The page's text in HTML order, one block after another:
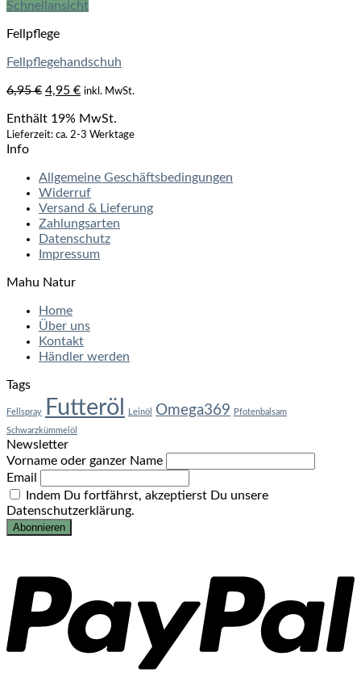
Schnellansicht
Fellpflege
Fellpflegehandschuh
6,95€ Ursprünglicher
war:
6,95 €
4,95 €Aktueller
ist:
4,95 €.
inkl. MwSt.
Enthält 19% MwSt.
Lieferzeit: ca. 2-3 Werktage
Info
Allgemeine Geschäftsbedingungen
Widerruf
Versand & Lieferung
Zahlungsarten
Datenschutz
Impressum
Mahu Natur
Home
Über uns
Kontakt
Händler werden
Tags
Fellspray Futteröl Leinöl Omega369 Pfotenbalsam
Schwarzkümmelöl
Newsletter
Vorname oder ganzer Name
Email
Indem Du fortfährst, akzeptierst Du unsere
Datenschutzerklärung.